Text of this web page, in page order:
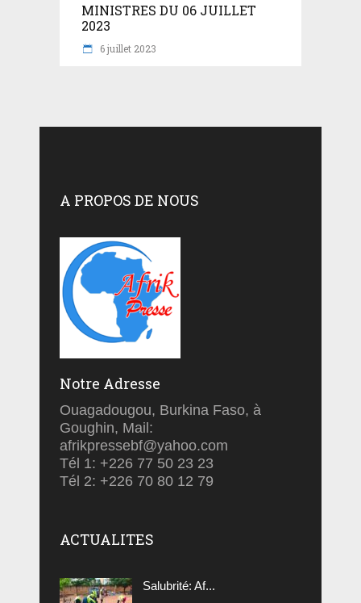
MINISTRES DU 06 JUILLET
2023
6 juillet 2023
A PROPOS DE NOUS
Notre Adresse
Ouagadougou, Burkina Faso, à
Goughin, Mail:
afrikpressebf@yahoo.com
Tél 1: +226 77 50 23 23
Tél 2: +226 70 80 12 79
ACTUALITES
Salubrité: Af...